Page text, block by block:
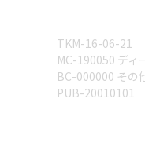
TKM-16-06-21
MC-190050 ディ
BC-000000 その
PUB-20010101